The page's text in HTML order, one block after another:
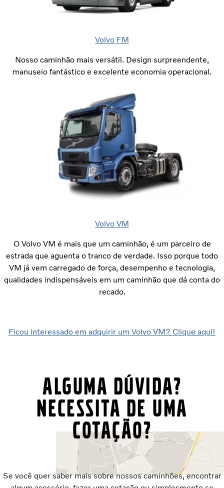
Volvo FM
Nosso caminhão mais versátil. Design surpreendente,
manuseio fantástico e excelente economia operacional.
Volvo VM
O Volvo VM é mais que um caminhão, é um parceiro de
estrada que aguenta o tranco de verdade. Isso porque todo
VM já vem carregado de força, desempenho e tecnologia,
qualidades indispensáveis em um caminhão que dá conta do
recado.
Ficou interessado em adquirir um Volvo VM? Clique aqui!
ALGUMA DÚVIDA?
NECESSITA DE UMA
COTAÇÃO?
Se você quer saber mais sobre nossos caminhões, encontrar